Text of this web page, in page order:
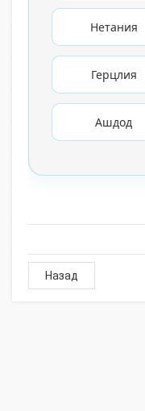
Нетания
Герцлия
Ашдод
Назад